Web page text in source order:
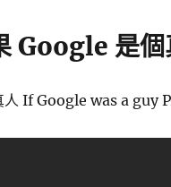
Google 是個
If Google was a guy